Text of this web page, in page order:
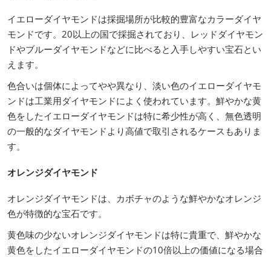
イエローダイヤモンドは採掘場所が比較的豊富なカラーダイヤ
モンドです。20以上の国で採掘されており、レッドダイヤモン
ドやブルーダイヤモンドなどに比べると入手しやすい宝石とい
えます。
色合いは個体によってやや異なり、淡い色のイエローダイヤモ
ンドは工業用ダイヤモンドによく使われています。鮮やかな黄
色をしたイエローダイヤモンドは特に希少性が高く、無色透明
の一般的なダイヤモンドより高値で取引されるケースもありま
す。
オレンジダイヤモンド
オレンジダイヤモンドは、カボチャのような鮮やかなオレンジ
色が特徴的な宝石です。
黄色味の少ないオレンジダイヤモンドは特に貴重で、鮮やかな
黄色をしたイエローダイヤモンドの10倍以上の価値になる場合